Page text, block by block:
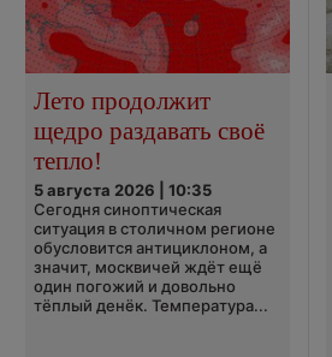
Лето продолжит
щедро раздавать своё
тепло!
5 августа 2026 | 10:35
Сегодня синоптическая
ситуация в столичном регионе
обусловится антициклоном, а
значит, москвичей ждёт ещё
один погожий и довольно
тёплый денёк. Температура...